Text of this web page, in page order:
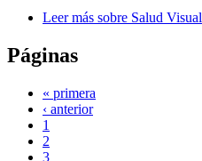
Leer más sobre Salud Visual
Páginas
« primera
‹ anterior
1
2
3